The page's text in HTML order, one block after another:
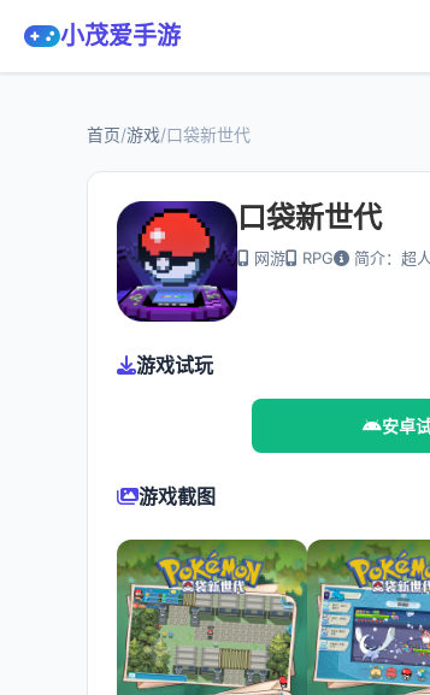
小茂爱手游
首页/游戏/口袋新世代
口袋新世代
网游 RPG 简介：超
游戏试玩
安卓
游戏截图